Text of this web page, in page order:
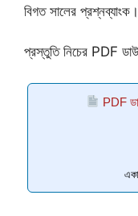
বিগত সালের প্রশ্নব্যাংক।
প্রস্তুতি নিচের PDF
PDF